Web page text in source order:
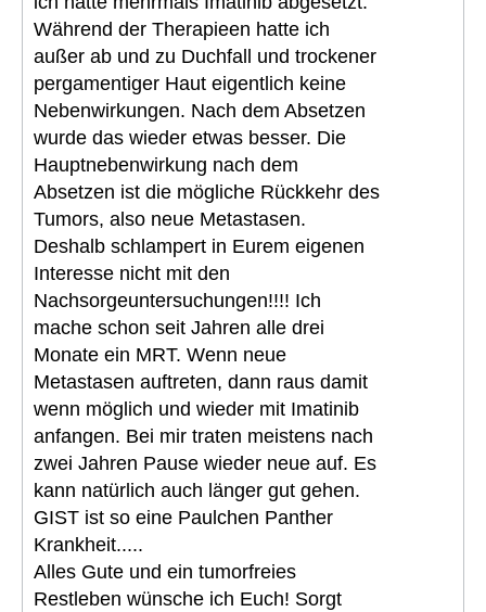
Während der Therapieen hatte ich
außer ab und zu Duchfall und trockener
pergamentiger Haut eigentlich keine
Nebenwirkungen. Nach dem Absetzen
wurde das wieder etwas besser. Die
Hauptnebenwirkung nach dem
Absetzen ist die mögliche Rückkehr des
Tumors, also neue Metastasen.
Deshalb schlampert in Eurem eigenen
Interesse nicht mit den
Nachsorgeuntersuchungen!!!! Ich
mache schon seit Jahren alle drei
Monate ein MRT. Wenn neue
Metastasen auftreten, dann raus damit
wenn möglich und wieder mit Imatinib
anfangen. Bei mir traten meistens nach
zwei Jahren Pause wieder neue auf. Es
kann natürlich auch länger gut gehen.
GIST ist so eine Paulchen Panther
Krankheit.....
Alles Gute und ein tumorfreies
Restleben wünsche ich Euch! Sorgt